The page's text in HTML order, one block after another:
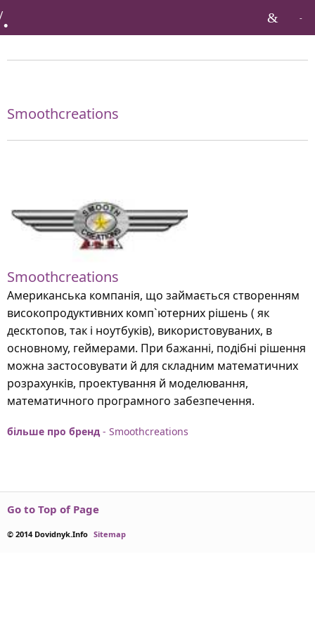
Smoothcreations
Smoothcreations
Американська компанія, що займається створенням
високопродуктивних комп`ютерних рішень ( як
десктопов, так і ноутбуків), використовуваних, в
основному, геймерами. При бажанні, подібні рішення
можна застосовувати й для складним математичних
розрахунків, проектування й моделювання,
математичного програмного забезпечення.
більше про бренд - Smoothcreations
Go to Top of Page
© 2014 Dovidnyk.Info Sitemap